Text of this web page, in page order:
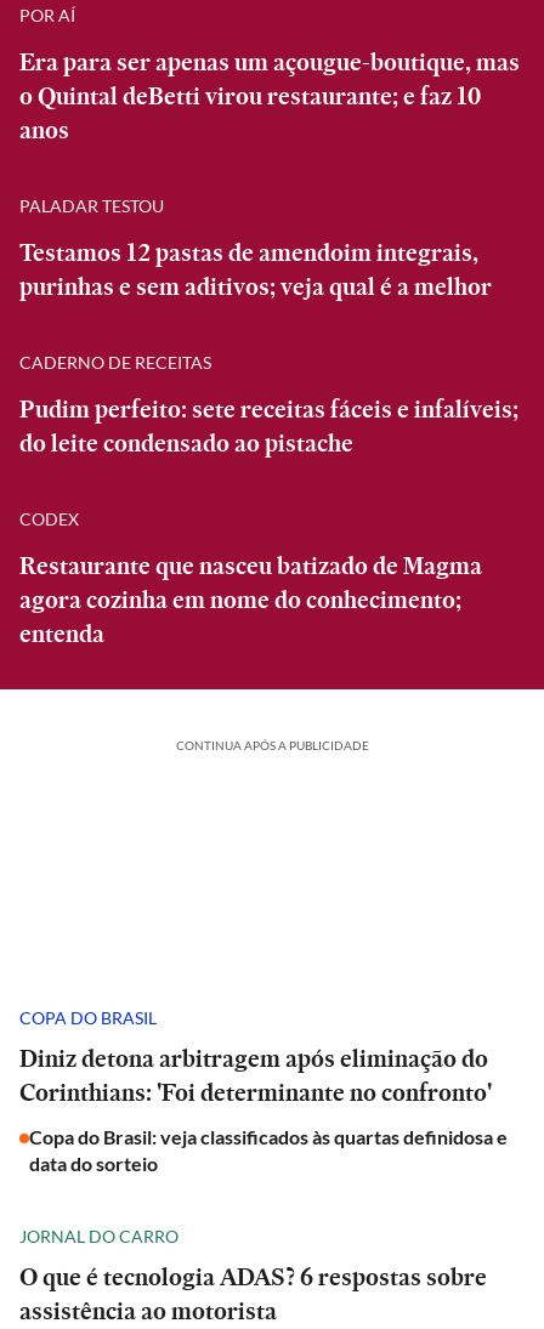
POR AÍ
Era para ser apenas um açougue-boutique, mas
o Quintal deBetti virou restaurante; e faz 10
anos
PALADAR TESTOU
Testamos 12 pastas de amendoim integrais,
purinhas e sem aditivos; veja qual é a melhor
CADERNO DE RECEITAS
Pudim perfeito: sete receitas fáceis e infalíveis;
do leite condensado ao pistache
CODEX
Restaurante que nasceu batizado de Magma
agora cozinha em nome do conhecimento;
entenda
CONTINUA APÓS A PUBLICIDADE
COPA DO BRASIL
Diniz detona arbitragem após eliminação do
Corinthians: 'Foi determinante no confronto'
Copa do Brasil: veja classificados às quartas definidosa e
data do sorteio
JORNAL DO CARRO
O que é tecnologia ADAS? 6 respostas sobre
assistência ao motorista